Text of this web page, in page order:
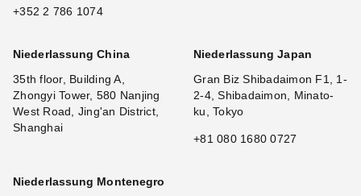
+352 2 786 1074
Niederlassung China
35th floor, Building A,
Zhongyi Tower, 580 Nanjing
West Road, Jing'an District,
Shanghai
Niederlassung Japan
Gran Biz Shibadaimon F1, 1-
2-4, Shibadaimon, Minato-
ku, Tokyo
+81 080 1680 0727
Niederlassung Montenegro